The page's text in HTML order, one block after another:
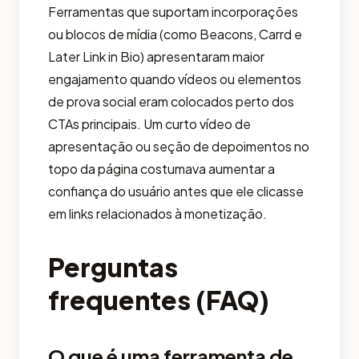
Ferramentas que suportam incorporações
ou blocos de mídia (como Beacons, Carrd e
Later Link in Bio) apresentaram maior
engajamento quando vídeos ou elementos
de prova social eram colocados perto dos
CTAs principais. Um curto vídeo de
apresentação ou seção de depoimentos no
topo da página costumava aumentar a
confiança do usuário antes que ele clicasse
em links relacionados à monetização.
Perguntas
frequentes (FAQ)